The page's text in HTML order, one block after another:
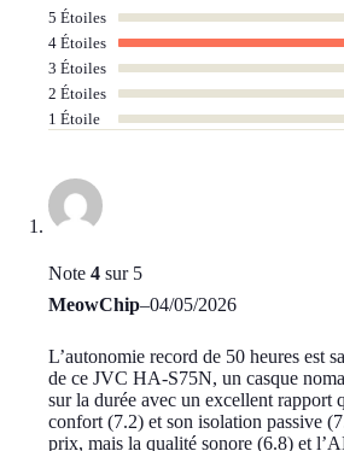
5 Étoiles
4 Étoiles
3 Étoiles
2 Étoiles
1 Étoile
Note 4 sur 5
MeowChip–04/05/2026
L’autonomie record de 50 heures est
de ce JVC HA-S75N, un casque
sur la durée avec un excellent rapport
confort (7.2) et son isolation passive
prix, mais la qualité sonore (6.8) et